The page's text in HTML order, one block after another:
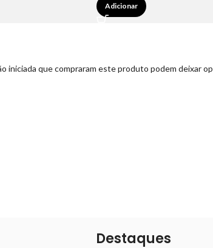
Adicionar
iniciada que compraram este produto podem deixar
Destaques